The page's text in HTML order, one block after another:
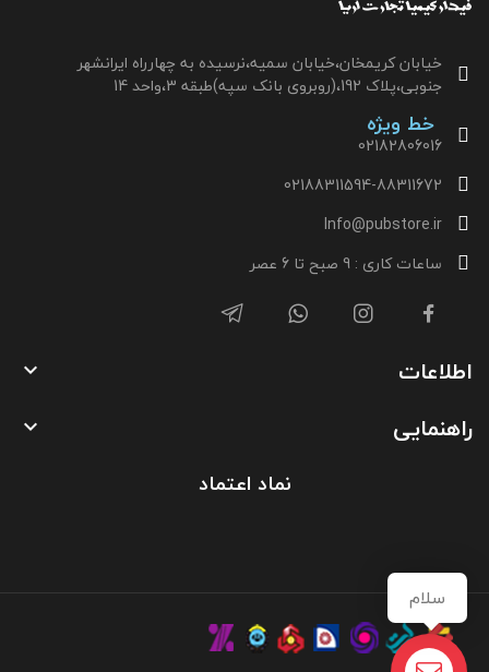
خیابان کریمخان،خیابان سمیه،نرسیده به چهارراه ایرانشهر
جنوبی،پلاک 192،(روبروی بانک سپه)طبقه 3،واحد 14
خط ویژه
02182806016
02188311594-88311672
Info@pubstore.ir
ساعات کاری : 9 صبح تا 6 عصر
اطلاعات 
راهنمایی 
نماد اعتماد
سلام